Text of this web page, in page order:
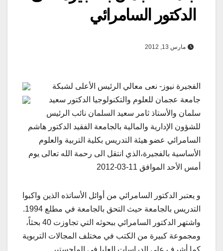
الدكتور السامرائي
مارس 13, 2012
الفجيرة نيوز- نعى معالي الرئيس الأعلى لشبكة
جامعة عجمان للعلوم والتكنولوجيا الدكتور سعيد
سلمان والأستاذ ثامر سعيد السلمان نائب الرئيس
للشؤون الإدارية والمالية بالجامعة الفقيد الدكتور هاشم
السامرائي عضو هيئة التدريس بكلية التربية والعلوم
الأساسية بالفجيرة،الذي انتقل الى رحمة الله تعالى يوم
أمس الأحد الموافق 11-03-2012
و يعتبر الدكتور السامرائي من أوائل الأساتذه الذين واكبوا
التدريس بالجامعة حيث التحق بالجامعة في مطلع 1994.
واشتهر الدكتور السامرائي ببحوثه التي تجاوزت 40 بحثاً،
ومجموعة كبيرة من الكتب في مختلف المجالات التربوية
كما أشرف على الدراسات العليا في الماجستير